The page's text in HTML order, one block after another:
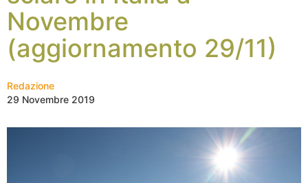
Novembre
(aggiornamento 29/11)
Redazione
29 Novembre 2019